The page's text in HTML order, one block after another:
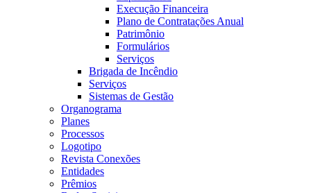
Execução Financeira
Plano de Contratações Anual
Patrimônio
Formulários
Serviços
Brigada de Incêndio
Serviços
Sistemas de Gestão
Organograma
Planes
Processos
Logotipo
Revista Conexões
Entidades
Prêmios